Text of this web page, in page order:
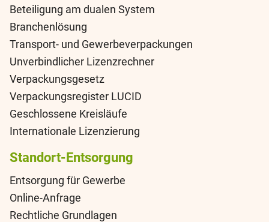
Beteiligung am dualen System
Branchenlösung
Transport- und Gewerbeverpackungen
Unverbindlicher Lizenzrechner
Verpackungsgesetz
Verpackungsregister LUCID
Geschlossene Kreisläufe
Internationale Lizenzierung
Standort-Entsorgung
Entsorgung für Gewerbe
Online-Anfrage
Rechtliche Grundlagen